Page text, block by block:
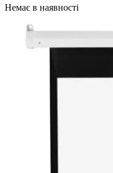
Немає в наявності